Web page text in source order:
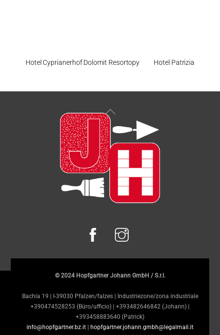
Hotel Cyprianerhof Dolomit Resortopy Hotel Patrizia
Back
To
Top
© 2024 Hopfgartner Johann GmbH / S.r.l.
Bachla 19 | I-39030 Pfalzen/falzes | Industriezone/zona industriale
+390474528253 (Büro/ufficio) | +393482646842 (Johann) |
+393458883640 (Patrick)
info@hopfgartner.bz.it | hopfgartner.johann.gmbh@legalmail.it